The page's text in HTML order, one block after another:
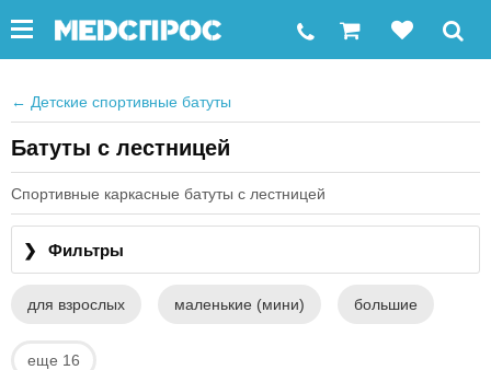
← Детские спортивные батуты
Батуты с лестницей
Спортивные каркасные батуты с лестницей
❯ Фильтры
для взрослых маленькие (мини) большие
еще 16